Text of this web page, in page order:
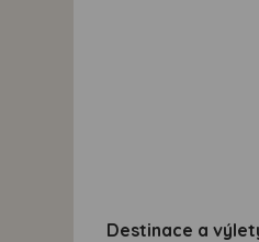
Destinace a